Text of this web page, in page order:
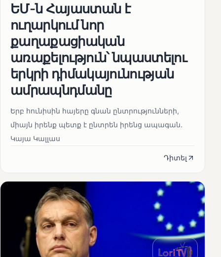
ԵՄ-ն Հայաստան է
ուղարկում նոր
քաղաքացիական
առաքելություն՝ նպաստելու
երկրի դիմակայունության
ամրապնդմանը
Երբ հունիսին հայերը գնան ընտրությունների,
միայն իրենք պետք է ընտրեն իրենց ապագան.
Կայա Կալլաս
Դիտել